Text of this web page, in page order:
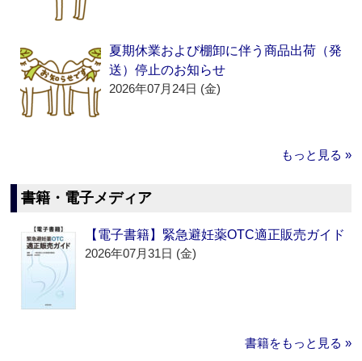
夏期休業および棚卸に伴う商品出荷（発
送）停止のお知らせ
2026年07月24日 (金)
もっと見る »
書籍・電子メディア
【電子書籍】緊急避妊薬OTC適正販売ガイド
2026年07月31日 (金)
書籍をもっと見る »